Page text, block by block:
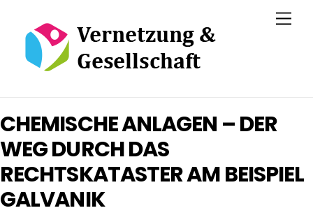
content
CHEMISCHE ANLAGEN – DER
WEG DURCH DAS
RECHTSKATASTER AM BEISPIEL
GALVANIK